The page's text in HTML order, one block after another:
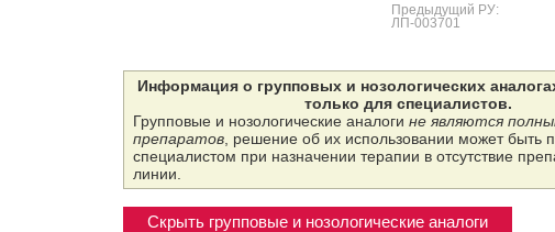
Предыдущий РУ:
ЛП-003701
Информация о групповых и нозологических
только для специалистов.
Групповые и нозологические аналоги не являются
препаратов, решение об их использовании может быть
специалистом при назначении терапии в отсутствие
линии.
Скрыть групповые и нозологические аналоги